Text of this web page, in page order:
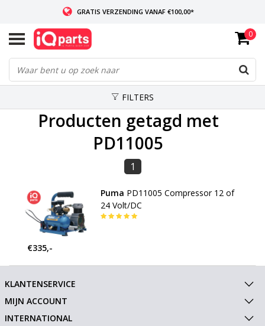
GRATIS VERZENDING VANAF €100,00*
INDIEN VOORRADIG: VOOR 14:00 BESTELD, ZELFDE DAG VERZONDEN
WERELDWIJDE LEVERING
0
FILTERS
Producten getagd met
PD11005
1
Puma PD11005 Compressor 12 of
24 Volt/DC
€335,-
KLANTENSERVICE
MIJN ACCOUNT
INTERNATIONAL